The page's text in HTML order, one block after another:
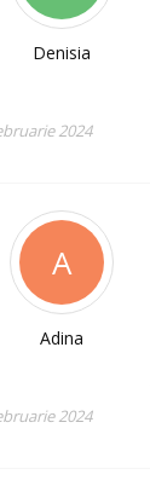
Denisia
2024
A
Adina
2024